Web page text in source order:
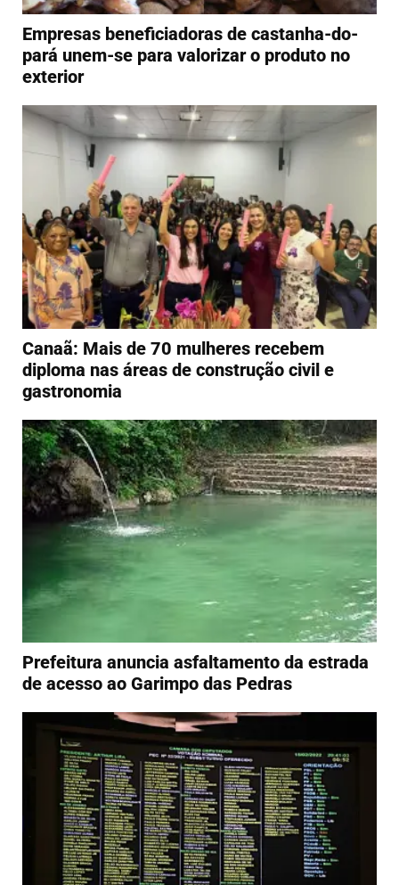
Empresas beneficiadoras de castanha-do-
pará unem-se para valorizar o produto no
exterior
Canaã: Mais de 70 mulheres recebem
diploma nas áreas de construção civil e
gastronomia
Prefeitura anuncia asfaltamento da estrada
de acesso ao Garimpo das Pedras